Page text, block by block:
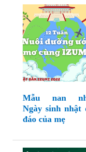
Mẫu nan
Ngày sinh nhật
đáo của mẹ